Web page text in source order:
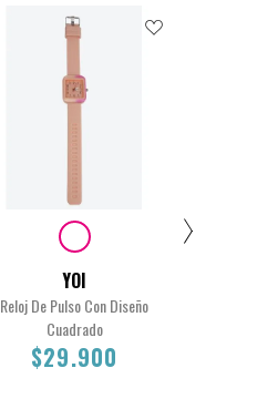
YOI
Reloj De Pulso Con Diseño
Cuadrado
$29.900